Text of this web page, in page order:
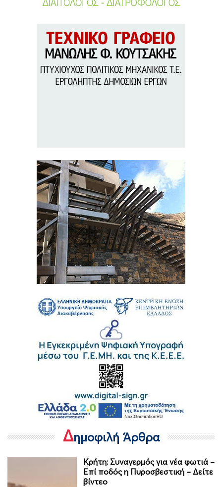
Δημοφιλή Άρθρα
Κρήτη: Συναγερμός για νέα φωτιά –
Επί ποδός η Πυροσβεστική – Δείτε
βίντεο